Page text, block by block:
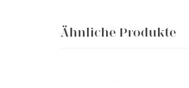
Ähnliche Produkte